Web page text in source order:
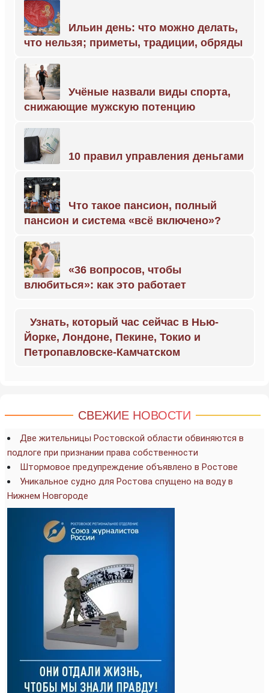
Ильин день: что можно делать,
что нельзя; приметы, традиции, обряды
Учёные назвали виды спорта,
снижающие мужскую потенцию
10 правил управления деньгами
Что такое пансион, полный
пансион и система «всё включено»?
«36 вопросов, чтобы
влюбиться»: как это работает
Узнать, который час сейчас в Нью-
Йорке, Лондоне, Пекине, Токио и
Петропавловске-Камчатском
СВЕЖИЕ НОВОСТИ
Две жительницы Ростовской области обвиняются в
подлоге при признании права собственности
Штормовое предупреждение объявлено в Ростове
Уникальное судно для Ростова спущено на воду в
Нижнем Новгороде